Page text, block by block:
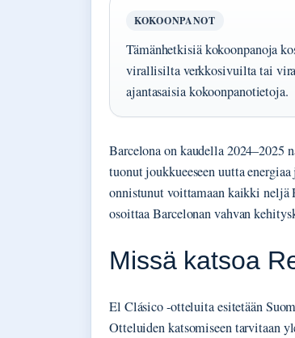
KOKOONPANOT
Tämänhetkisiä kokoonpanoja
virallisilta verkkosivuilta tai
ajantasaisia kokoonpanotietoja.
Barcelona on kaudella 2024–2025
tuonut joukkueeseen uutta
onnistunut voittamaan kaikki neljä
osoittaa Barcelonan vahvan
Missä katsoa
El Clásico -otteluita esitetään
Otteluiden katsomiseen tarvitaan